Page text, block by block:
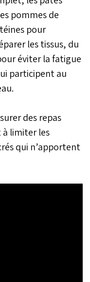
pommes de
pour
les tissus, du
éviter la fatigue
participent au
des repas
limiter les
qui n’apportent